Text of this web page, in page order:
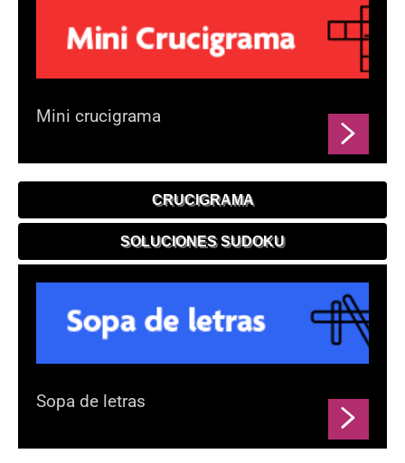
Mini crucigrama
CRUCIGRAMA
SOLUCIONES SUDOKU
Sopa de letras